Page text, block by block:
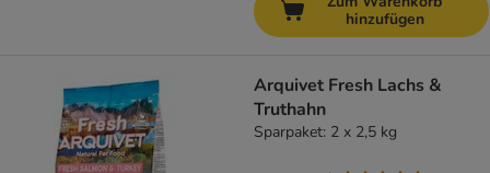
hinzufügen
Arquivet Fresh Lachs &
Truthahn
Sparpaket: 2 x 2,5 kg